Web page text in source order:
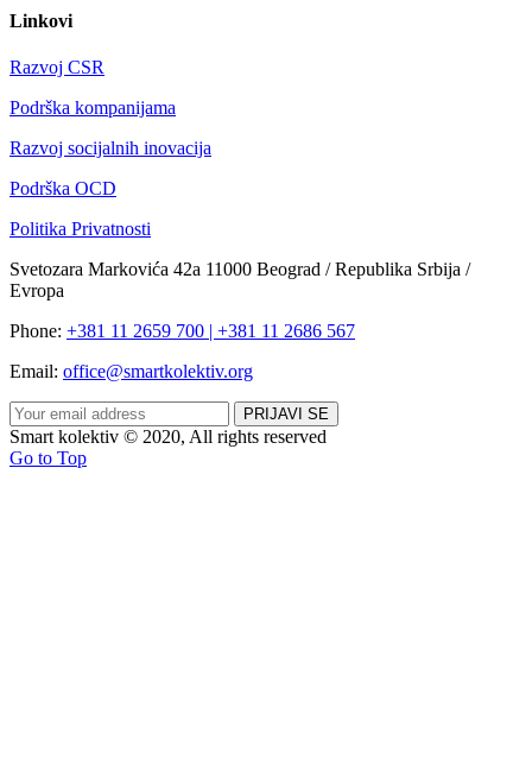
Linkovi
Razvoj CSR
Podrška kompanijama
Razvoj socijalnih inovacija
Podrška OCD
Politika Privatnosti
Svetozara Markovića 42a 11000 Beograd / Republika Srbija /
Evropa
Phone: +381 11 2659 700 | +381 11 2686 567
Email: office@smartkolektiv.org
Smart kolektiv © 2020, All rights reserved
Go to Top